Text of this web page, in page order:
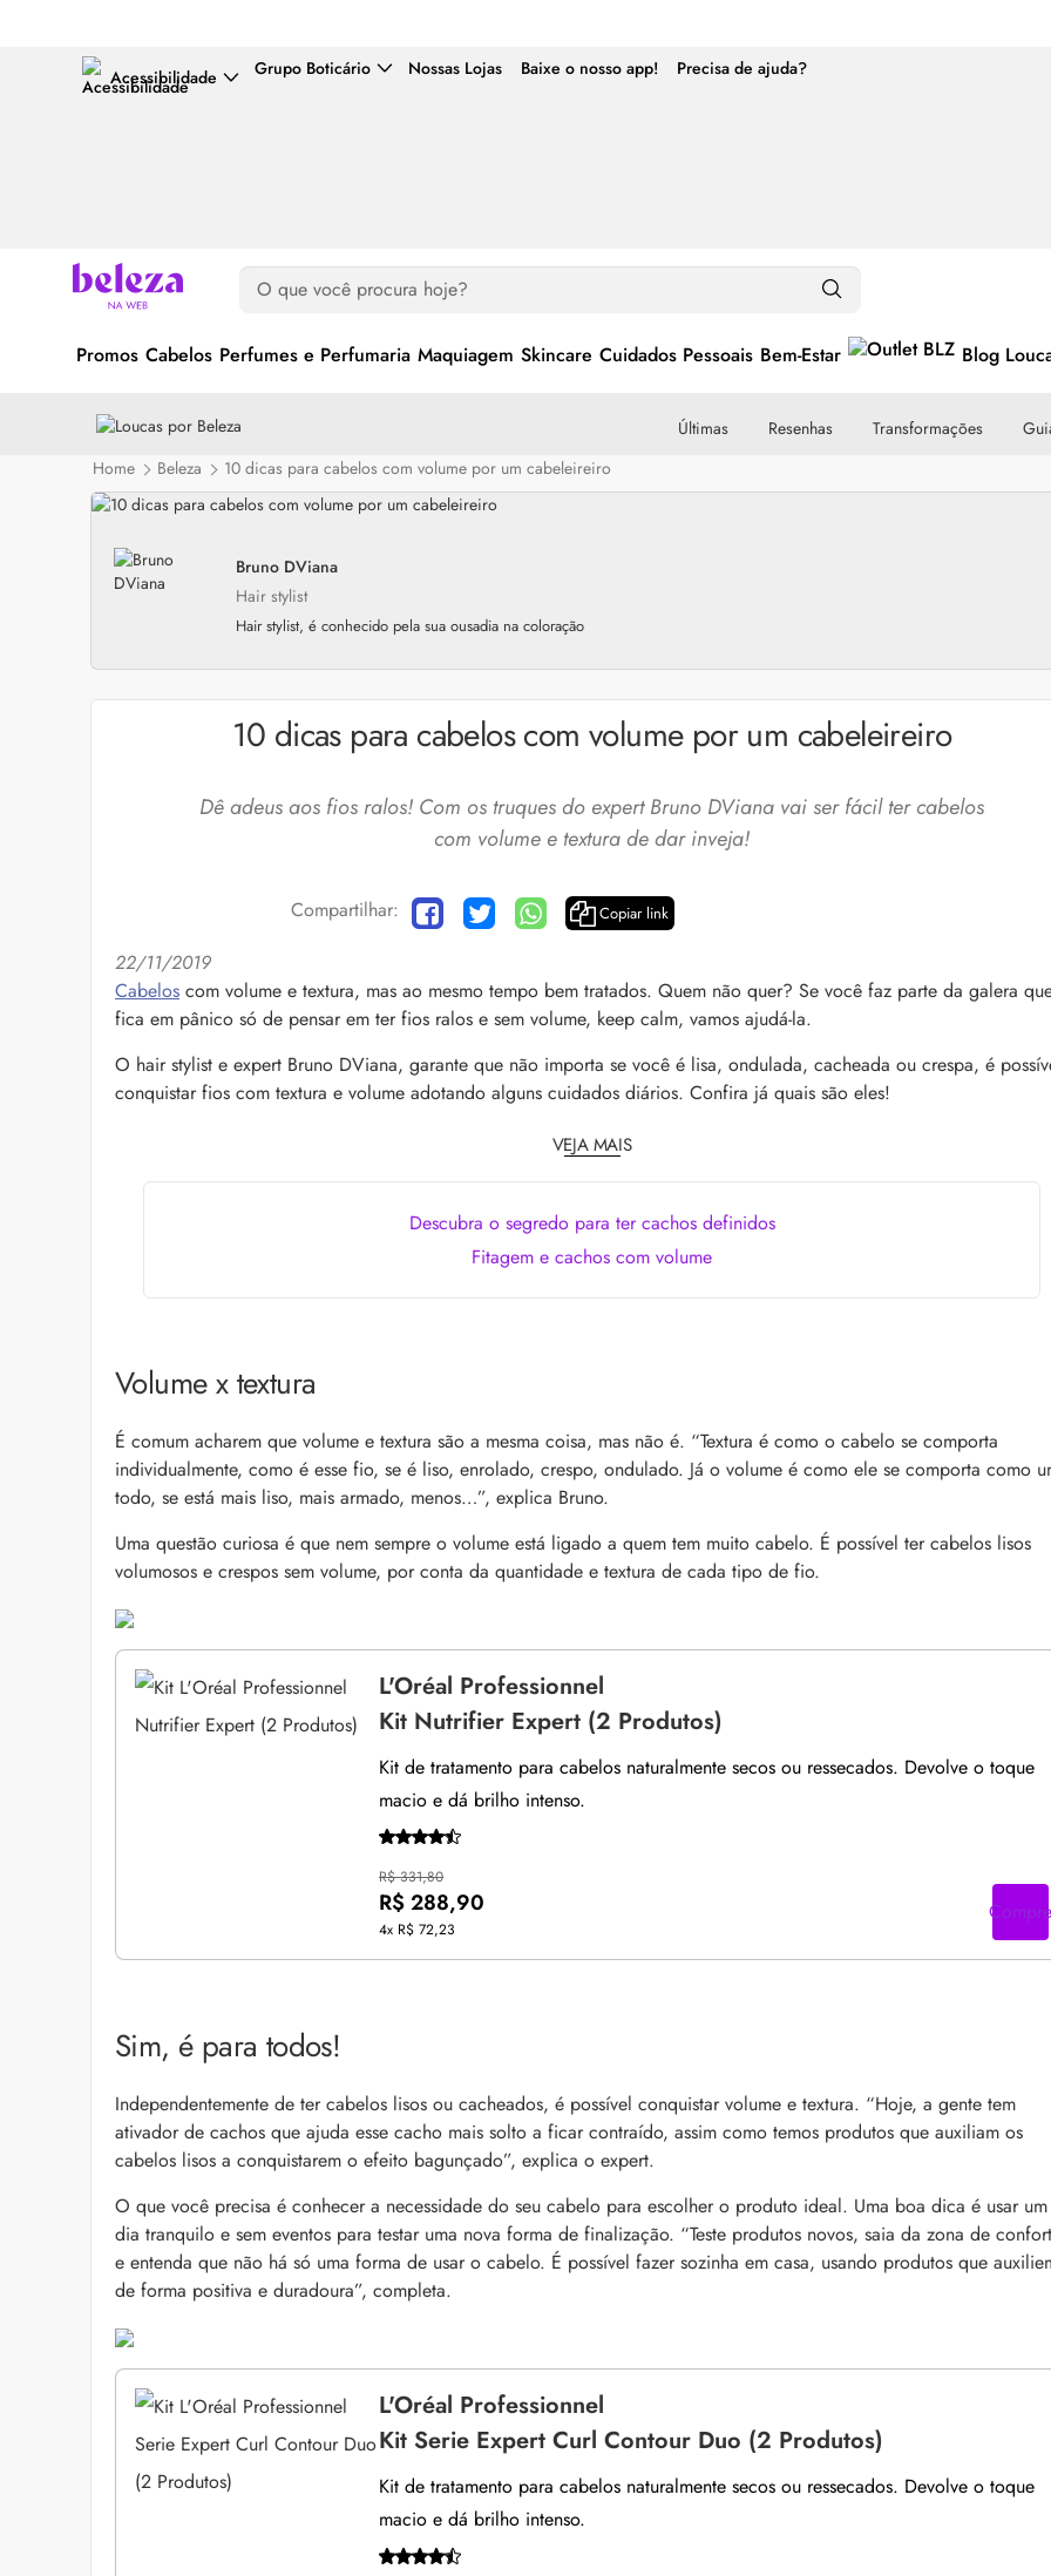
Acessibilidade Grupo Boticário Nossas Lojas Baixe o nosso app! Precisa de ajuda?
Promos Cabelos Perfumes e Perfumaria Maquiagem Skincare Cuidados Pessoais Bem-Estar Blog
Últimas Resenhas Transformações
Home
Beleza 10 dicas para cabelos com volume por um cabeleireiro
Bruno DViana
Hair stylist
Hair stylist, é conhecido pela sua ousadia na coloração
10 dicas para cabelos com volume por um cabeleireiro
Dê adeus aos fios ralos! Com os truques do expert Bruno DViana vai ser fácil ter cabelos
com volume e textura de dar inveja!
Compartilhar: Copiar link
22/11/2019
Cabelos com volume e textura, mas ao mesmo tempo bem tratados. Quem não quer? Se você faz parte da galera
fica em pânico só de pensar em ter fios ralos e sem volume, keep calm, vamos ajudá-la.
O hair stylist e expert Bruno DViana, garante que não importa se você é lisa, ondulada, cacheada ou crespa, é
conquistar fios com textura e volume adotando alguns cuidados diários. Confira já quais são eles!
VEJA MAIS
Descubra o segredo para ter cachos definidos
Fitagem e cachos com volume
Volume x textura
É comum acharem que volume e textura são a mesma coisa, mas não é. “Textura é como o cabelo se comporta
individualmente, como é esse fio, se é liso, enrolado, crespo, ondulado. Já o volume é como ele se comporta como
todo, se está mais liso, mais armado, menos…”, explica Bruno.
Uma questão curiosa é que nem sempre o volume está ligado a quem tem muito cabelo. É possível ter cabelos lisos
volumosos e crespos sem volume, por conta da quantidade e textura de cada tipo de fio.
L'Oréal Professionnel
Kit Nutrifier Expert (2 Produtos)
Kit de tratamento para cabelos naturalmente secos ou ressecados. Devolve o toque
macio e dá brilho intenso.
R$ 331,80
R$ 288,90
4x R$ 72,23
Compre
Sim, é para todos!
Independentemente de ter cabelos lisos ou cacheados, é possível conquistar volume e textura. “Hoje, a gente tem
ativador de cachos que ajuda esse cacho mais solto a ficar contraído, assim como temos produtos que auxiliam os
cabelos lisos a conquistarem o efeito bagunçado”, explica o expert.
O que você precisa é conhecer a necessidade do seu cabelo para escolher o produto ideal. Uma boa dica é usar um
dia tranquilo e sem eventos para testar uma nova forma de finalização. “Teste produtos novos, saia da zona de
e entenda que não há só uma forma de usar o cabelo. É possível fazer sozinha em casa, usando produtos que
de forma positiva e duradoura”, completa.
L'Oréal Professionnel
Kit Serie Expert Curl Contour Duo (2 Produtos)
Kit de tratamento para cabelos naturalmente secos ou ressecados. Devolve o toque
macio e dá brilho intenso.
Cuidados com a barba: 4 dicas e produtos
O expert Willy Morales revela 5 cuidados com a
as recomendações do barbeiro
Queda de cabelo masculina: causas,
e mais
A queda de cabelo masculina é um quadro
comum, e a boa notícia é que é possível
minimizá-lo. Descubra como, aqui!